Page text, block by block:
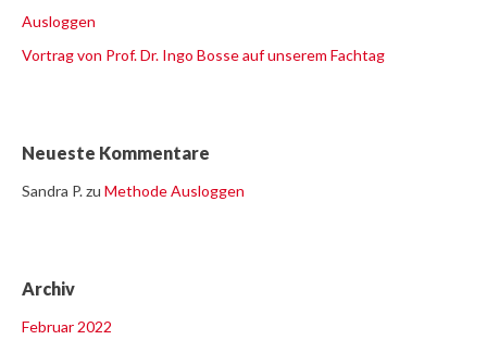
Ausloggen
Vortrag von Prof. Dr. Ingo Bosse auf unserem Fachtag
Neueste Kommentare
Sandra P.zu Methode Ausloggen
Archiv
Februar 2022